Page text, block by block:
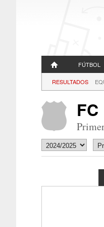
FÚTBOL
RESULTADOS